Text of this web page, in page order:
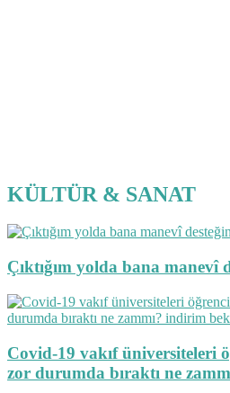
KÜLTÜR & SANAT
Çıktığım yolda bana manevî
Covid-19 vakıf üniversiteleri
zor durumda bıraktı ne